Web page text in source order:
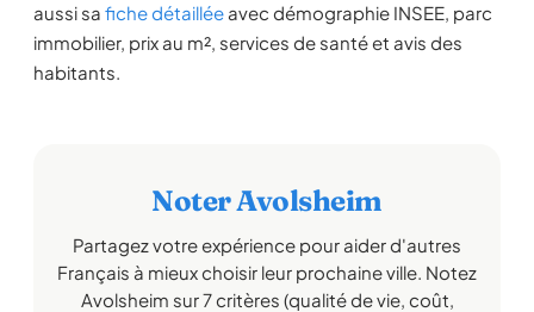
aussi sa fiche détaillée avec démographie INSEE, parc
immobilier, prix au m², services de santé et avis des
habitants.
Noter Avolsheim
Partagez votre expérience pour aider d'autres
Français à mieux choisir leur prochaine ville. Notez
Avolsheim sur 7 critères (qualité de vie, coût,